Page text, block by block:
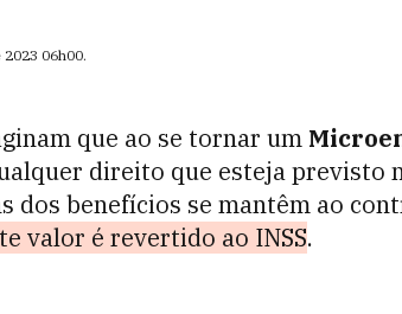
2023 06h00.
que ao se tornar um
direito que esteja previsto
dos benefícios se mantêm ao
valor é revertido ao INSS.